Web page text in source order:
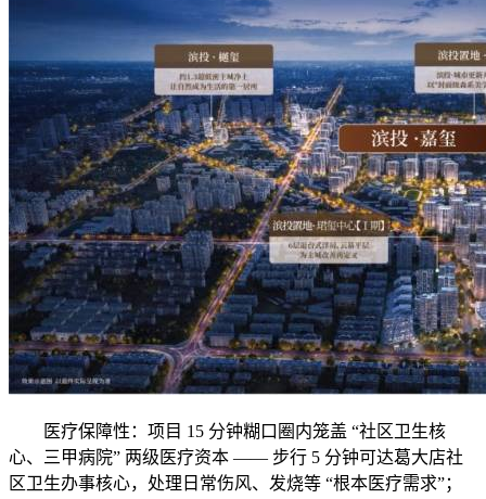
医疗保障性：项目 15 分钟糊口圈内笼盖 “社区卫生核
心、三甲病院” 两级医疗资本 —— 步行 5 分钟可达葛大店社
区卫生办事核心，处理日常伤风、发烧等 “根本医疗需求”；